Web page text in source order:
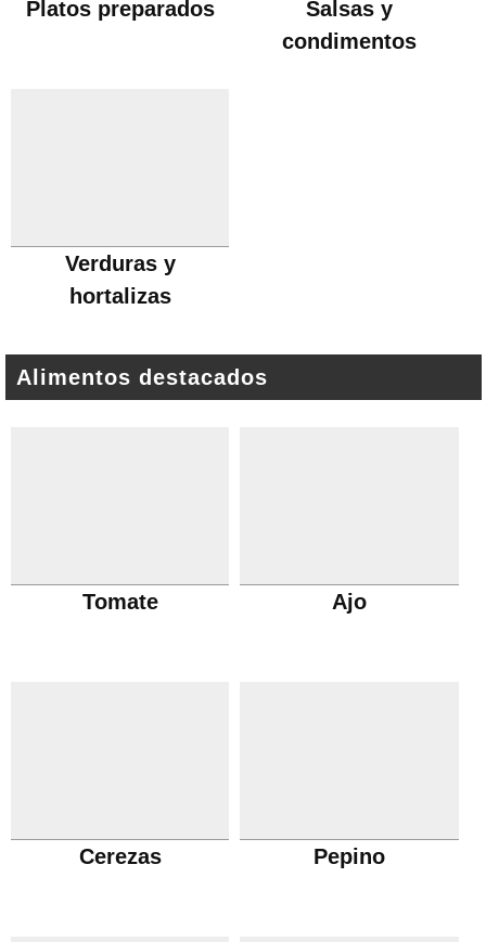
Platos preparados
Salsas y
condimentos
Verduras y
hortalizas
Alimentos destacados
Tomate Ajo
Cerezas Pepino